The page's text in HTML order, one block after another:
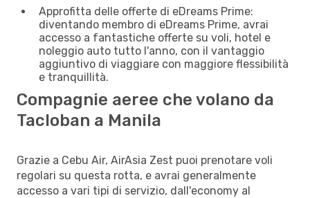
Approfitta delle offerte di eDreams Prime:
diventando membro di eDreams Prime, avrai
accesso a fantastiche offerte su voli, hotel e
noleggio auto tutto l'anno, con il vantaggio
aggiuntivo di viaggiare con maggiore flessibilità
e tranquillità.
Compagnie aeree che volano da
Tacloban a Manila
Grazie a Cebu Air, AirAsia Zest puoi prenotare voli
regolari su questa rotta, e avrai generalmente
accesso a vari tipi di servizio, dall'economy al